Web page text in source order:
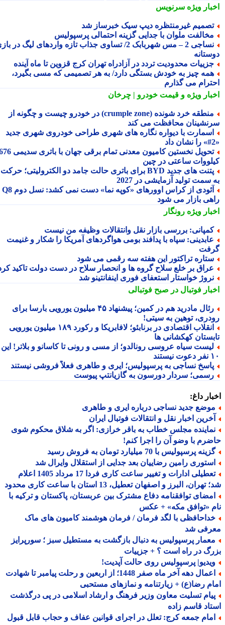
ویژهسرنویس
غیرمنتظره دیپ سیک خبرساز شد
ملوان با جدایی گزینه احتمالی پرسپولیس
نساجی 2 – مس شهربابک 2/ تساوی جذاب تازه واردهای لیگ در بازی
محدودیت تردد در آزادراه تهران کرج قزوین تا ماه آینده
چیز به خودش بستگی دارد/ به هر تصمیمی که مسی بگیرد،
می گذارم
ویژهو قیمت خودرو | چرخان
منطقه خرد شونده (crumple zone) در خودرو چیست و چگونه از
محافظت می کند
با دیواره نگاره های شهری طراحی خودروی شهری جدید
تحویل نخستین کامیون معدنی تمام برقی جهان با باتری سدیمی 676
ساعتی در چین
پتنت های جدید BYD برای باتری حالت جامد دو الکترولیتی؛ حرکت
سمت تولید آزمایشی در 2027
آئودی از کراس اوورهای «کوپه نما» دست نمی کشد: نسل دوم Q8
بازار می شود
ویژهرونگار
بررسی بازار نقل وانتقالات وظیفه من نیست
سپاه با پدافند بومی هواگردهای آمریکا را شکار و غنیمت
تراکتور این هفته سه رقمی می شود
بر خلع سلاح گروه ها و انحصار سلاح در دست دولت تاکید کرد
خواستار استعفای فوری اینفانتینو شد
فوتبال در صبح فوتبالی
رئال مادرید هم در کمین؛ پیشنهاد ۴۵ میلیون یورویی بارسا برای
توهین به سیتی!
انقلاب اقتصادی در برنابئو؛ لافابریکا و رکورد ۱۸۹ میلیون یورویی
کهکشانی ها
سیاه عروسی رونالدو؛ از مسی و رونی تا کاسانو و بلاتر! این
نساجی به پرسپولیس؛ ایری و طاهری فعلاً فروشی نیستند
سردار دورسون به گازیانتپ پیوست
داغ:
جدید نساجی درباره ایری و طاهری
اخبار نقل و انتقالات فوتبال ایران
مجلس خطاب به باقر خرازی: اگر به شلاق محکوم شوی
با وضو آن را اجرا کنم!
پرسپولیس با 70 میلیارد تومان به فروش رسید
رامین رضاییان بعد جدایی از استقلال وایرال شد
تعطیلی ادارات و تغییر ساعت کاری فردا 17 مرداد 1405 اعلام
البرز و اصفهان تعطیل، 13 استان با ساعت کاری محدود
توافقنامه دفاع مشترک بین عربستان، پاکستان و ترکیه با
«توافق مکه» + عکس
با لگد فرمان / فرمان هوشمند کامیون های ماک
شد
پرسپولیس به دنبال بازگشت به مستطیل سبز ؛ سورپرایز
در راه است ؟ + جزییات
پرسپولیس روی حالت آپدیت!
اعمال دهه آخر ماه صفر 1448؛ از اربعین و رحلت پیامبر تا شهادت
رضا(ع) + زیارتنامه و نمازهای مستحبی
تسلیت معاون وزیر فرهنگ و ارشاد اسلامی در پی درگذشت
قاسم زاده
جمعه کرج: تعلل در اجرای قوانین عفاف و حجاب قابل قبول